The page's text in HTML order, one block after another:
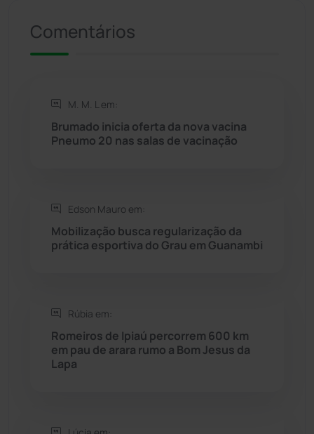
Riacho de Santana
Rio de Contas
Rio do Antônio
Saúde
Seabra (50)
Sítio do Mato
Sudoeste Baiano
Comentários
M. M. L em:
Brumado inicia oferta da nova vacina
Pneumo 20 nas salas de vacinação
Edson Mauro em:
Mobilização busca regularização da
prática esportiva do Grau em Guanambi
Rúbia em:
Romeiros de Ipiaú percorrem 600 km
em pau de arara rumo a Bom Jesus da
Lapa